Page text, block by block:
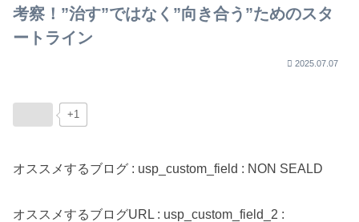
考察！”治す”ではなく”向き合う”ためのスタ
ートライン
2025.07.07
+1
オススメするブログ : usp_custom_field : NON SEALD
オススメするブログURL : usp_custom_field_2 :